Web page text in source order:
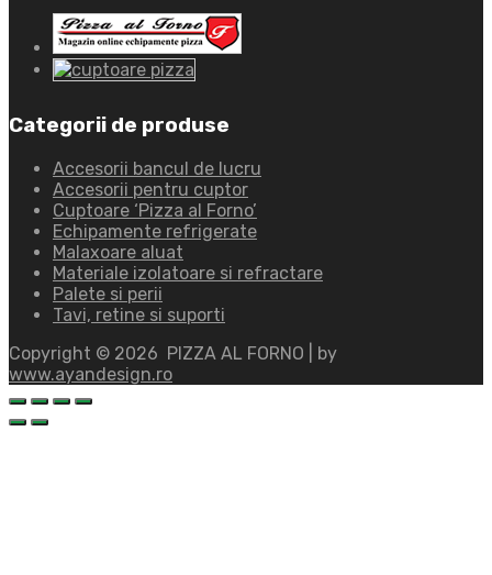
Categorii de produse
Accesorii bancul de lucru
Accesorii pentru cuptor
Cuptoare ‘Pizza al Forno’
Echipamente refrigerate
Malaxoare aluat
Materiale izolatoare si refractare
Palete si perii
Tavi, retine si suporti
Copyright © 2026 PIZZA AL FORNO | by
www.ayandesign.ro